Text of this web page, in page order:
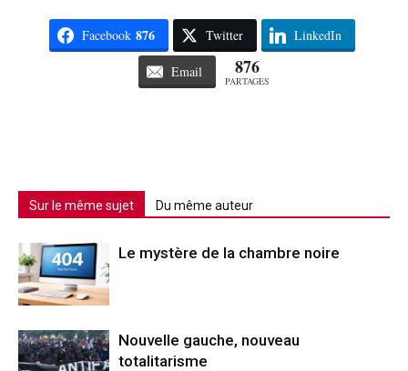
Facebook 876 Twitter LinkedIn
Email 876
PARTAGES
Sur le même sujet Du même auteur
Le mystère de la chambre noire
Nouvelle gauche, nouveau
totalitarisme